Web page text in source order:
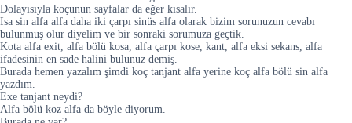
Dolayısıyla koçunun sayfalar da eğer kısalır.
Isa sin alfa alfa daha iki çarpı sinüs alfa olarak bizim sorunuzun cevabı
bulunmuş olur diyelim ve bir sonraki sorumuza geçtik.
Kota alfa exit, alfa bölü kosa, alfa çarpı kose, kant, alfa eksi sekans, alfa
ifadesinin en sade halini bulunuz demiş.
Burada hemen yazalım şimdi koç tanjant alfa yerine koç alfa bölü sin alfa
yazdım.
Exe tanjant neydi?
Alfa bölü koz alfa da böyle diyorum.